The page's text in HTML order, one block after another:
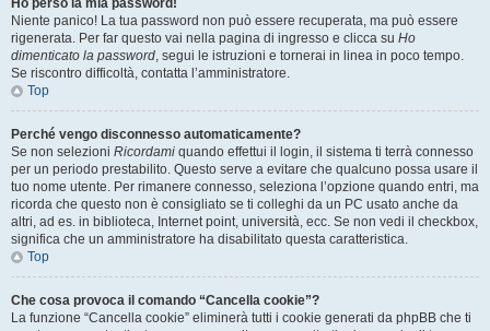
Ho perso la mia password!
Niente panico! La tua password non può essere recuperata, ma può essere
rigenerata. Per far questo vai nella pagina di ingresso e clicca su Ho
dimenticato la password, segui le istruzioni e tornerai in linea in poco tempo.
Se riscontro difficoltà, contatta l’amministratore.
Top
Perché vengo disconnesso automaticamente?
Se non selezioni Ricordami quando effettui il login, il sistema ti terrà connesso
per un periodo prestabilito. Questo serve a evitare che qualcuno possa usare il
tuo nome utente. Per rimanere connesso, seleziona l’opzione quando entri, ma
ricorda che questo non è consigliato se ti colleghi da un PC usato anche da
altri, ad es. in biblioteca, Internet point, università, ecc. Se non vedi il checkbox,
significa che un amministratore ha disabilitato questa caratteristica.
Top
Che cosa provoca il comando “Cancella cookie”?
La funzione “Cancella cookie” eliminerà tutti i cookie generati da phpBB che ti